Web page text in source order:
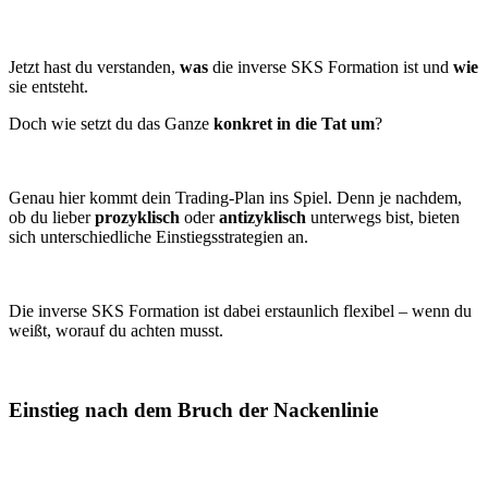
Jetzt hast du verstanden, was die inverse SKS Formation ist und wie
sie entsteht.
Doch wie setzt du das Ganze konkret in die Tat um?
Genau hier kommt dein Trading-Plan ins Spiel. Denn je nachdem,
ob du lieberprozyklisch oderantizyklisch unterwegs bist, bieten
sich unterschiedliche Einstiegsstrategien an.
Die inverse SKS Formation ist dabei erstaunlich flexibel – wenn du
weißt, worauf du achten musst.
Einstieg nach dem Bruch der Nackenlinie